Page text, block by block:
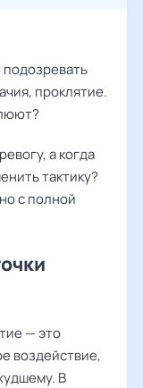
проклятие.
а когда
тактику?
с полной
— это
воздействие,
В